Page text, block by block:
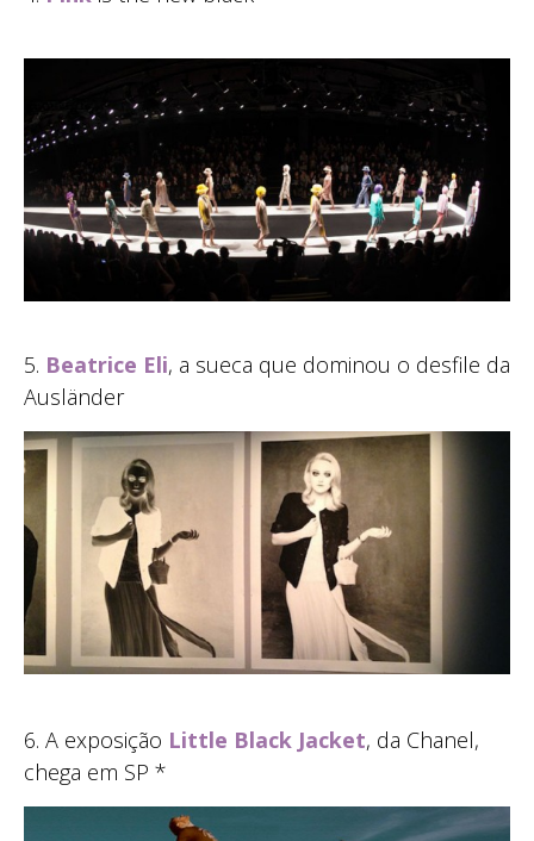
5. Beatrice Eli, a sueca que dominou o desfile da
Ausländer
6. A exposição Little Black Jacket, da Chanel,
chega em SP *